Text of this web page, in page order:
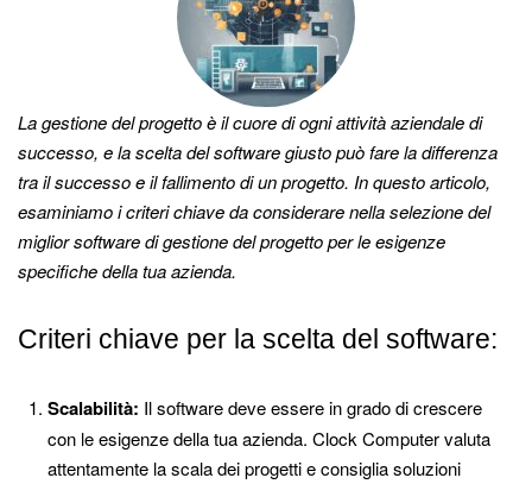
La gestione del progetto è il cuore di ogni attività aziendale di
successo, e la scelta del software giusto può fare la differenza
tra il successo e il fallimento di un progetto. In questo articolo,
esaminiamo i criteri chiave da considerare nella selezione del
miglior software di gestione del progetto per le esigenze
specifiche della tua azienda.
Criteri chiave per la scelta del software:
Scalabilità: Il software deve essere in grado di crescere
con le esigenze della tua azienda. Clock Computer valuta
attentamente la scala dei progetti e consiglia soluzioni